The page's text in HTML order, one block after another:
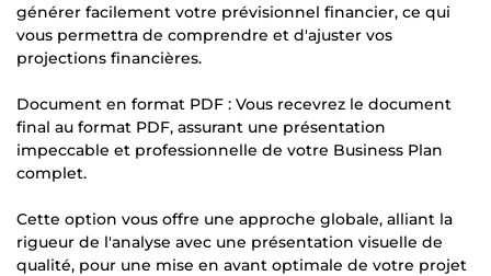
générer facilement votre prévisionnel financier, ce qui
vous permettra de comprendre et d'ajuster vos
projections financières.
Document en format PDF : Vous recevrez le document
final au format PDF, assurant une présentation
impeccable et professionnelle de votre Business Plan
complet.
Cette option vous offre une approche globale, alliant la
rigueur de l'analyse avec une présentation visuelle de
qualité, pour une mise en avant optimale de votre projet